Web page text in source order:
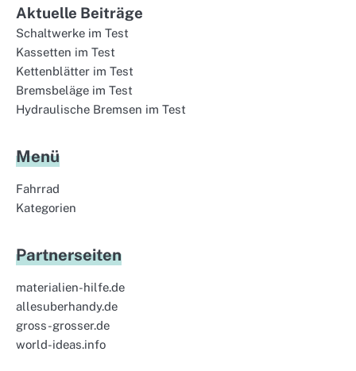
Aktuelle Beiträge
Schaltwerke im Test
Kassetten im Test
Kettenblätter im Test
Bremsbeläge im Test
Hydraulische Bremsen im Test
Menü
Fahrrad
Kategorien
Partnerseiten
materialien-hilfe.de
allesuberhandy.de
gross-grosser.de
world-ideas.info